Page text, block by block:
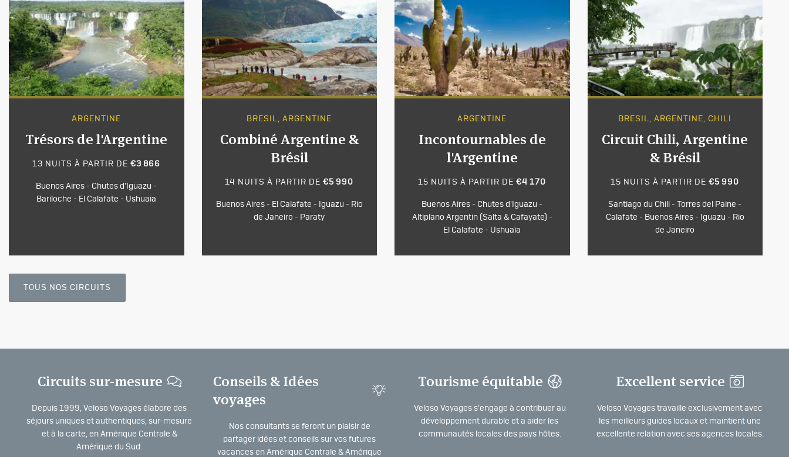
ARGENTINE
Trésors de l'Argentine
13 NUITS À PARTIR DE€3 866
Buenos Aires - Chutes d'Iguazu -
Bariloche - El Calafate - Ushuaïa
BRESIL, ARGENTINE
Combiné Argentine &
Brésil
14 NUITS À PARTIR DE€5 990
Buenos Aires - El Calafate - Iguazu - Rio
de Janeiro - Paraty
ARGENTINE
Incontournables de
l'Argentine
15 NUITS À PARTIR DE€4 170
Buenos Aires - Chutes d'Iguazu -
Altiplano Argentin (Salta & Cafayate) -
El Calafate - Ushuaïa
BRESIL, ARGENTINE, CHILI
Circuit Chili, Argentine
& Brésil
15 NUITS À PARTIR DE€5 990
Santiago du Chili - Torres del Paine -
Calafate - Buenos Aires - Iguazu - Rio
de Janeiro
TOUS NOS CIRCUITS
Circuits sur-mesure
Depuis 1999, Veloso Voyages élabore des
séjours uniques et authentiques, sur-mesure
et à la carte, en Amérique Centrale &
Amérique du Sud.
Conseils & Idées
voyages
Nos consultants se feront un plaisir de
partager idées et conseils sur vos futures
vacances en Amérique Centrale & Amérique
Tourisme équitable
Veloso Voyages s’engage à contribuer au
développement durable et a aider les
communautés locales des pays hôtes.
Excellent service
Veloso Voyages travaille exclusivement avec
les meilleurs guides locaux et maintient une
excellente relation avec ses agences locales.